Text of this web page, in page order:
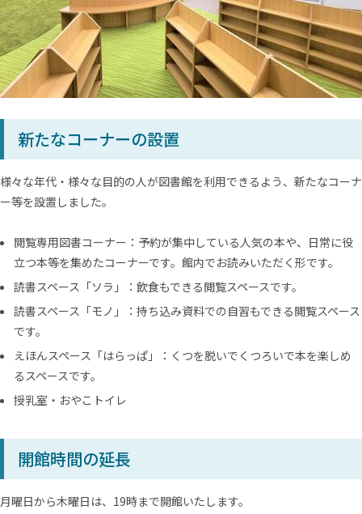
新たなコーナーの設置
様々な年代・様々な目的の人が図書館を利用できるよう、新たなコーナ
ー等を設置しました。
閲覧専用図書コーナー：予約が集中している人気の本や、日常に役
立つ本等を集めたコーナーです。館内でお読みいただく形です。
読書スペース「ソラ」：飲食もできる閲覧スペースです。
読書スペース「モノ」：持ち込み資料での自習もできる閲覧スペース
です。
えほんスペース「はらっぱ」：くつを脱いでくつろいで本を楽しめ
るスペースです。
授乳室・おやこトイレ
開館時間の延長
月曜日から木曜日は、19時まで開館いたします。